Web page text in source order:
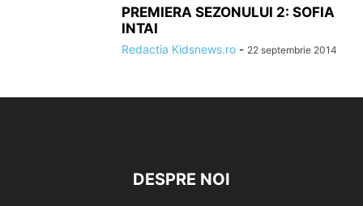
PREMIERA SEZONULUI 2: SOFIA
INTAI
Redactia Kidsnews.ro - 22 septembrie 2014
DESPRE NOI